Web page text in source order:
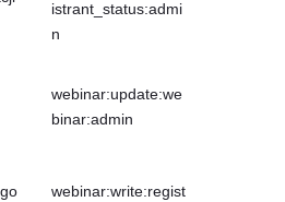
istrant_status:admi
n
webinar:update:we
binar:admin
webinar:write:regist